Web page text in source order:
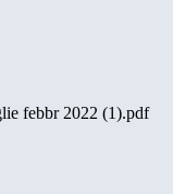
febbr 2022 (1).pdf